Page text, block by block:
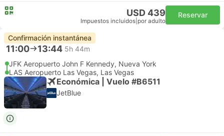
USD 439
Impuestos incluidos por adulto
Reservar
Confirmación instantánea
11:00 13:44 5h 44m
JFK Aeropuerto John F Kennedy, Nueva York
LAS Aeropuerto Las Vegas, Las Vegas
Económica | Vuelo #B6511
JetBlue